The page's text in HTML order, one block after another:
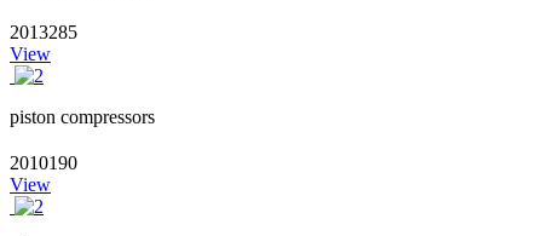
2013285
View
piston compressors
2010190
View